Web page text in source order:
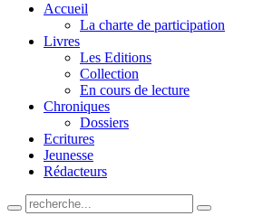
Accueil
La charte de participation
Livres
Les Editions
Collection
En cours de lecture
Chroniques
Dossiers
Ecritures
Jeunesse
Rédacteurs